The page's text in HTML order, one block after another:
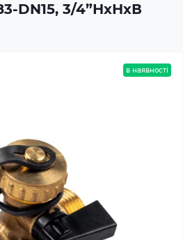
DN15, 3/4”НхНхВ
в наявності